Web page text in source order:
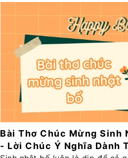
Bài Thơ Chúc Mừng Sinh
- Lời Chúc Ý Nghĩa Dành